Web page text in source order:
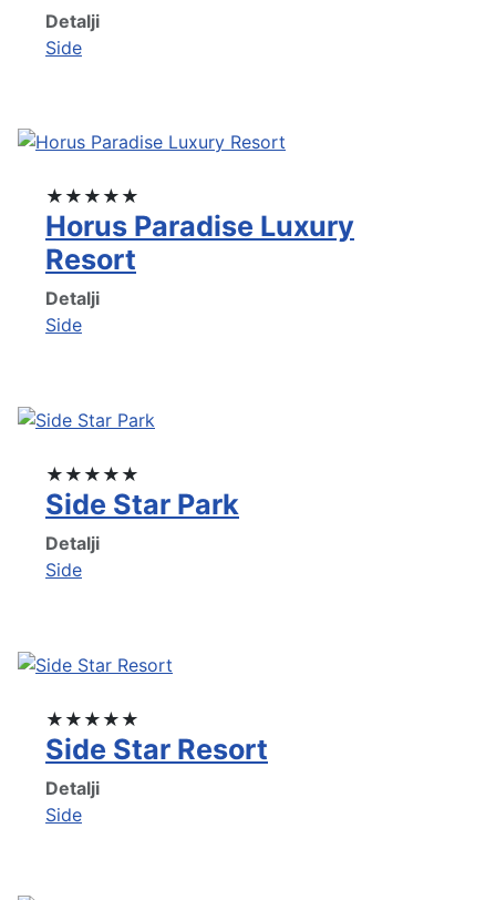
Detalji
Side
★★★★★
Horus Paradise Luxury
Resort
Detalji
Side
★★★★★
Side Star Park
Detalji
Side
★★★★★
Side Star Resort
Detalji
Side